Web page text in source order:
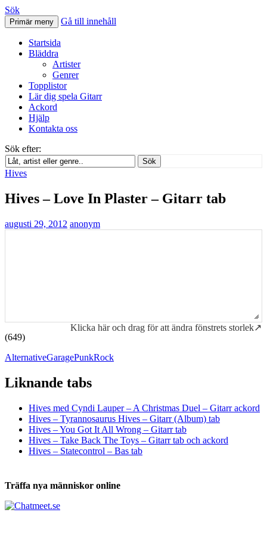
Svenskatabs.se
Sök
Primär meny Gå till innehåll
Startsida
Bläddra
Artister
Genrer
Topplistor
Lär dig spela Gitarr
Ackord
Hjälp
Kontakta oss
Sök efter:
Sök
Hives
Hives – Love In Plaster – Gitarr tab
augusti 29, 2012 anonym
Klicka här och drag för att ändra fönstrets storlek↗
(649)
AlternativeGaragePunkRock
Liknande tabs
Hives med Cyndi Lauper – A Christmas Duel – Gitarr ackord
Hives – Tyrannosaurus Hives – Gitarr (Album) tab
Hives – You Got It All Wrong – Gitarr tab
Hives – Take Back The Toys – Gitarr tab och ackord
Hives – Statecontrol – Bas tab
Träffa nya människor online